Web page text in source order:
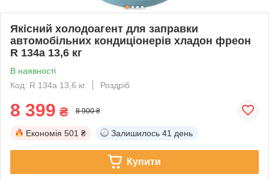
Якісний холодоагент для заправки
автомобільних кондиціонерів хладон фреон
R 134a 13,6 кг
В наявності
Код: R 134a 13,6 кг
Роздріб
8 399 ₴ 8 900 ₴
Економія 501 ₴ Залишилось 41 день
Купити